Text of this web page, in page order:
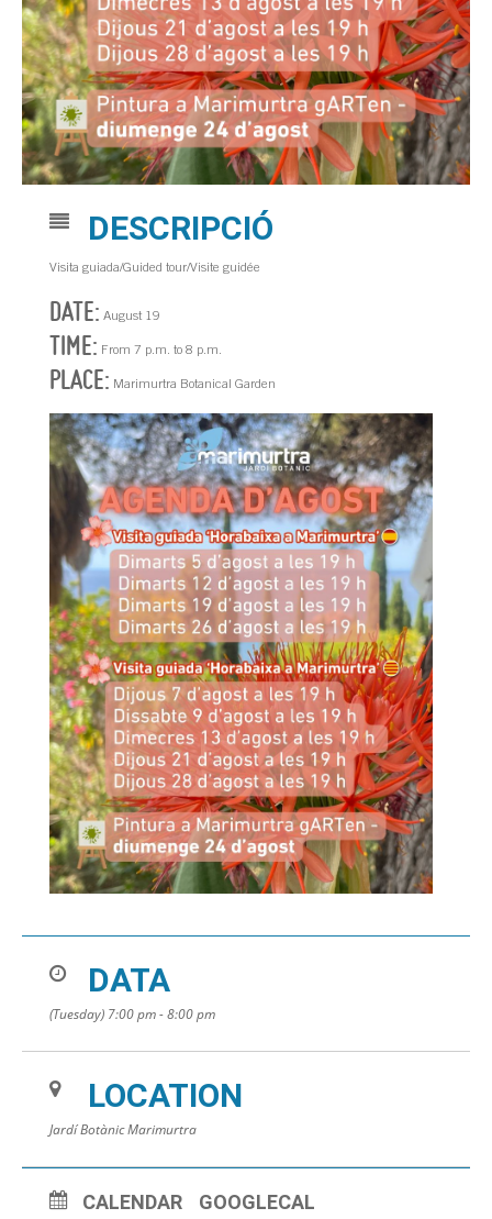
DESCRIPCIÓ
Visita guiada/Guided tour/Visite guidée
DATE: August 19
TIME: From 7 p.m. to 8 p.m.
PLACE: Marimurtra Botanical Garden
DATA
(Tuesday) 7:00 pm - 8:00 pm
LOCATION
Jardí Botànic Marimurtra
CALENDAR GOOGLECAL